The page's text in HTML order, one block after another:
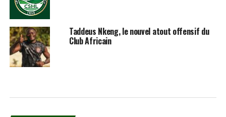
Taddeus Nkeng, le nouvel atout offensif du
Club Africain